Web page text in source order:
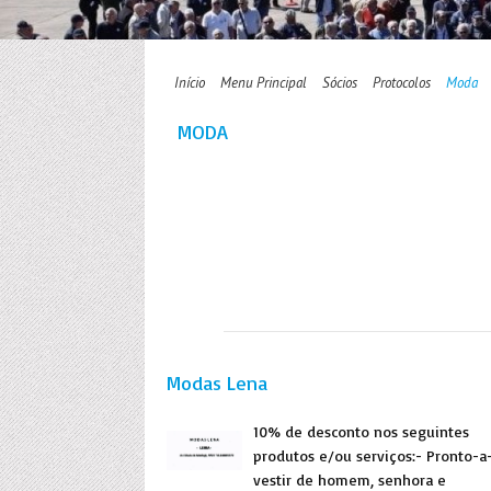
Início Menu Principal Sócios Protocolos Moda
MODA
Modas Lena
10% de desconto nos seguintes
produtos e/ou serviços:- Pronto-
vestir de homem, senhora e